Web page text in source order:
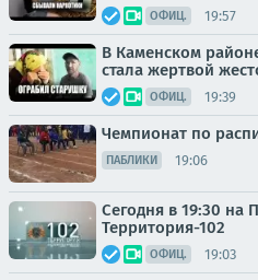
ОФИЦ. 19:57
В Каменском
стала жертвой
ОФИЦ. 19:39
Чемпионат по
ПАБЛИКИ 19:06
Сегодня в 19:30 на
Территория-102
ОФИЦ. 19:03